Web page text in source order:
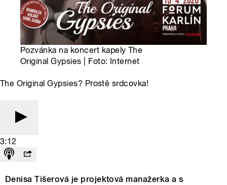
Pozvánka na koncert kapely The
Original Gypsies | Foto: Internet
The Original Gypsies? Prostě srdcovka!
3:12
Denisa Tišerová je projektová manažerka a s